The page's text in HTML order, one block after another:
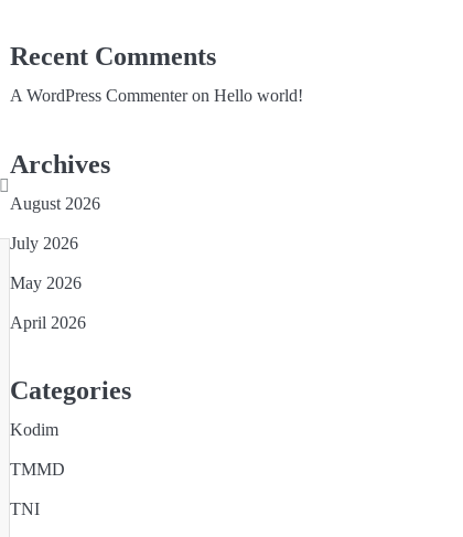
Recent Comments
A WordPress Commenteron Hello world!
Archives
August 2026
July 2026
May 2026
April 2026
Categories
Kodim
TMMD
TNI